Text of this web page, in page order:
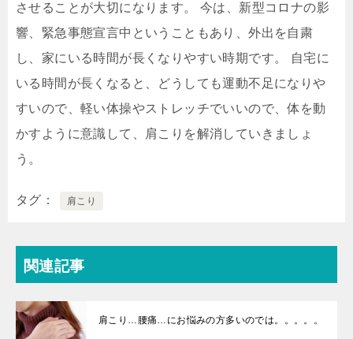
させることが大切になります。 今は、新型コロナの影
響、緊急事態宣言中ということもあり、外出を自粛
し、家にいる時間が長くなりやすい時期です。 自宅に
いる時間が長くなると、どうしても運動不足になりや
すいので、軽い体操やストレッチでいいので、体を動
かすように意識して、肩こりを解消していきましょ
う。
タグ 肩こり
関連記事
肩こり…腰痛…にお悩みの方多いのでは。。。。。